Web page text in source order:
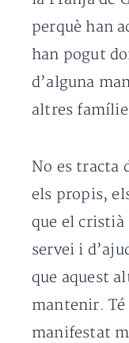
perquè han
han pogut
d’alguna
altres
No es tracta
els propis,
que el
servei i
que aquest
mantenir. Té
manifestat